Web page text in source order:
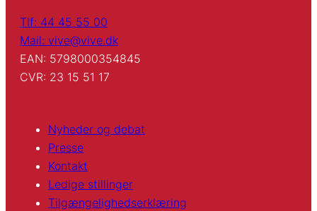
Tlf: 44 45 55 00
Mail: vive@vive.dk
EAN: 5798000354845
CVR: 23 15 51 17
Nyheder og debat
Presse
Kontakt
Ledige stillinger
Tilgængelighedserklæring